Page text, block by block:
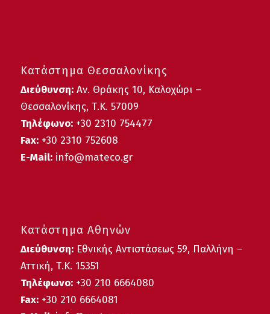
Κατάστημα Θεσσαλονίκης
Διεύθυνση:Αν. Θράκης 10, Καλοχώρι –
Θεσσαλονίκης, Τ.Κ. 57009
Τηλέφωνο:+30 2310 754477
Fax:+30 2310 752608
E-Mail:info@mateco.gr
Κατάστημα Αθηνών
Διεύθυνση:Εθνικής Αντιστάσεως 59, Παλλήνη –
Αττική, Τ.Κ. 15351
Τηλέφωνο: +30 210 6664080
Fax:+30 210 6664081